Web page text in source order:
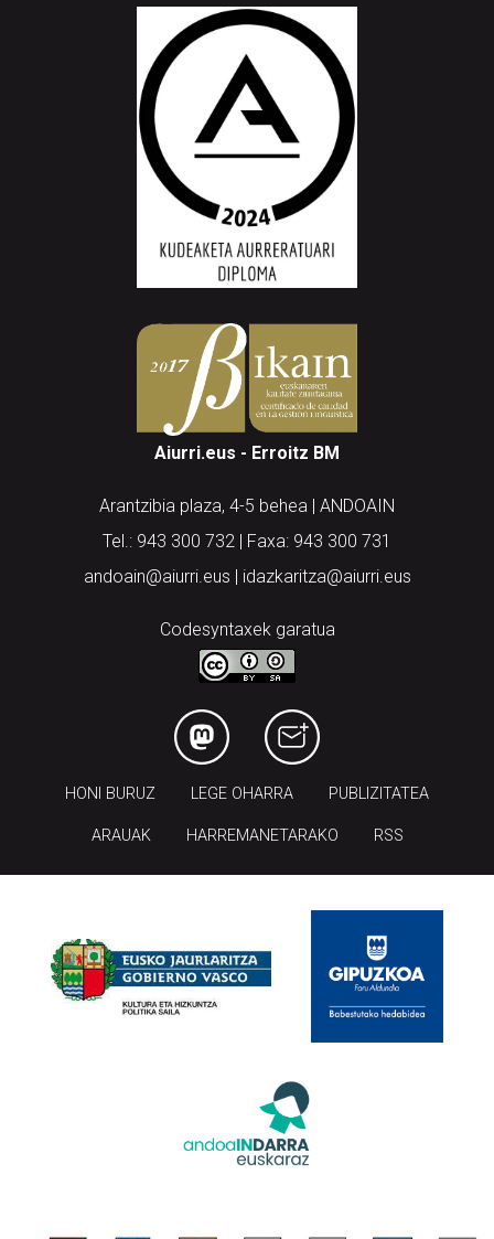
Aiurri.eus - Erroitz BM
Arantzibia plaza, 4-5 behea | ANDOAIN
Tel.: 943 300 732 | Faxa: 943 300 731
andoain@aiurri.eus | idazkaritza@aiurri.eus
Codesyntaxek garatua
HONI BURUZ LEGE OHARRA PUBLIZITATEA
ARAUAK HARREMANETARAKO RSS